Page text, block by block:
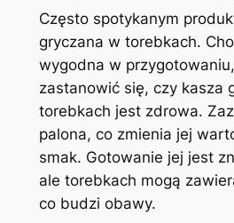
Często spotykanym
gryczana w torebkach.
wygodna w
zastanowić się, czy kasza
torebkach jest zdrowa.
palona, co zmienia jej
smak. Gotowanie jej jest
ale torebkach mogą
co budzi obawy.